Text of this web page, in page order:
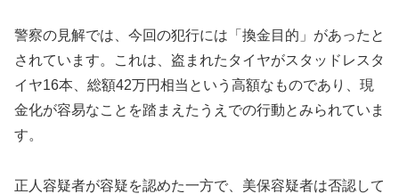
警察の見解では、今回の犯行には「換金目的」があったと
されています。これは、盗まれたタイヤがスタッドレスタ
イヤ16本、総額42万円相当という高額なものであり、現
金化が容易なことを踏まえたうえでの行動とみられていま
す。
正人容疑者が容疑を認めた一方で、美保容疑者は否認して